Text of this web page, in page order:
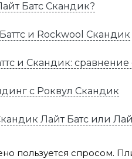
Батс Скандик?
и Rockwool Скандик
и Скандик: сравнение
с Роквул Скандик
Лайт Батс или
пользуется спросом.